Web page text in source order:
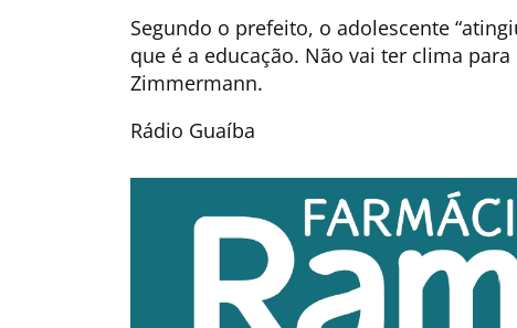
Segundo o prefeito, o adolescente
que é a educação. Não vai ter clima
Zimmermann.
Rádio Guaíba